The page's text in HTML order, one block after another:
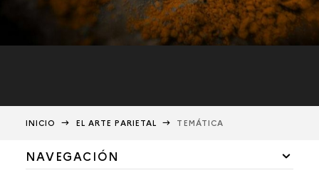
INICIO EL ARTE PARIETAL TEMÁTICA
NAVEGACIÓN